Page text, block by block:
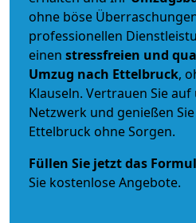
ohne böse
professionellen
einen stressfreien und
Umzug nach Ettelbruck,
Klauseln. Vertrauen Sie
Netzwerk und genießen
Ettelbruck ohne Sorgen.
Füllen Sie jetzt das
Sie kostenlose Angebote.